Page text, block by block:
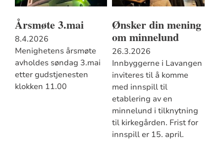
Årsmøte 3.mai
8.4.2026
Menighetens årsmøte
avholdes søndag 3.mai
etter gudstjenesten
klokken 11.00
Ønsker din mening
om minnelund
26.3.2026
Innbyggerne i Lavangen
inviteres til å komme
med innspill til
etablering av en
minnelund i tilknytning
til kirkegården. Frist for
innspill er 15. april.